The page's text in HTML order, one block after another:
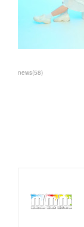
news(58)